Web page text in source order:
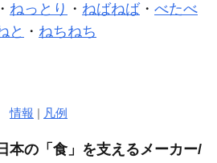
・ ねっとり ・ ねばねば・ べたべ
と ・ ねちねち
情報 | 凡例
本の「食」を支えるメーカー/